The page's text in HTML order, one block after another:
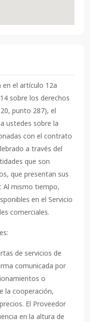
en el artículo 12a
sobre los derechos
punto 287), el
ustedes sobre la
con el contrato
a través del
que son
que presentan sus
Al mismo tiempo,
en el Servicio
comerciales.
de servicios de
comunicada por
o
la cooperación,
El Proveedor
en la altura de